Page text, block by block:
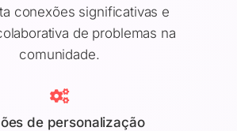
conexões significativas e
de problemas na
comunidade.
de personalização